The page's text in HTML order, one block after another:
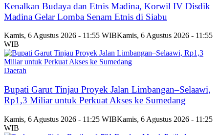
Kenalkan Budaya dan Etnis Madina, Korwil IV Disdik
Madina Gelar Lomba Senam Etnis di Siabu
Kamis, 6 Agustus 2026 - 11:55 WIBKamis, 6 Agustus 2026 - 11:55
WIB
Daerah
Bupati Garut Tinjau Proyek Jalan Limbangan–Selaawi,
Rp1,3 Miliar untuk Perkuat Akses ke Sumedang
Kamis, 6 Agustus 2026 - 11:25 WIBKamis, 6 Agustus 2026 - 11:25
WIB